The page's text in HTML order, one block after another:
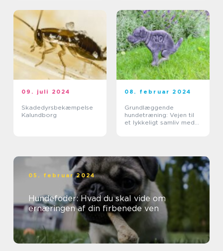
09. juli 2024
Skadedyrsbekæmpelse
Kalundborg
08. februar 2024
Grundlæggende
hundetræning: Vejen til
et lykkeligt samliv med
05. februar 2024
Hundefoder: Hvad du skal vide om
ernæringen af din firbenede ven